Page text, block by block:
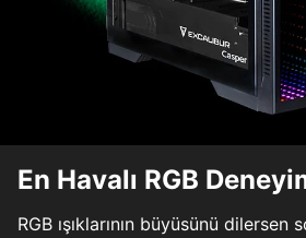
En Havalı RGB
RGB ışıklarının büyüsünü dilersen